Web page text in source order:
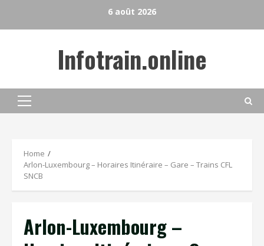
6 août 2026
Infotrain.online
Primary
Home
Arlon-Luxembourg – Horaires Itinéraire – Gare – Trains CFL
SNCB
Arlon-Luxembourg –